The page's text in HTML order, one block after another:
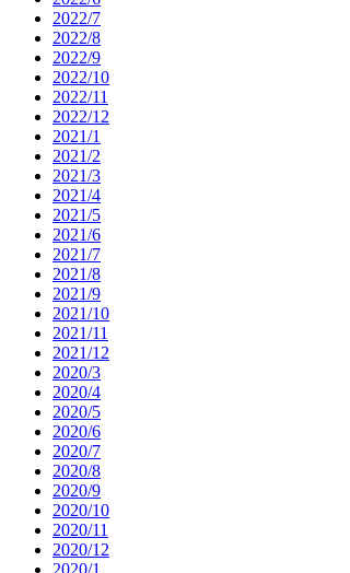
2022/7
2022/8
2022/9
2022/10
2022/11
2022/12
2021/1
2021/2
2021/3
2021/4
2021/5
2021/6
2021/7
2021/8
2021/9
2021/10
2021/11
2021/12
2020/3
2020/4
2020/5
2020/6
2020/7
2020/8
2020/9
2020/10
2020/11
2020/12
2020/1